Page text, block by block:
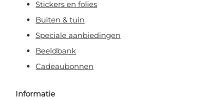
Stickers en folies
Buiten & tuin
Speciale aanbiedingen
Beeldbank
Cadeaubonnen
Informatie